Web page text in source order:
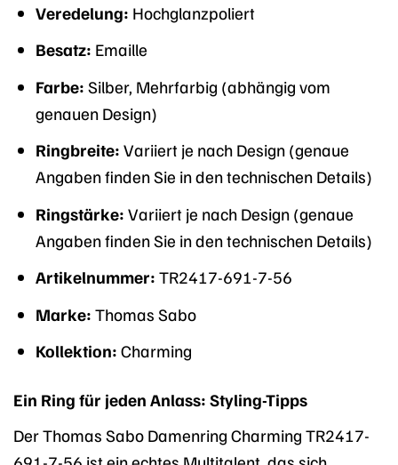
Veredelung: Hochglanzpoliert
Besatz: Emaille
Farbe: Silber, Mehrfarbig (abhängig vom
genauen Design)
Ringbreite: Variiert je nach Design (genaue
Angaben finden Sie in den technischen Details)
Ringstärke: Variiert je nach Design (genaue
Angaben finden Sie in den technischen Details)
Artikelnummer: TR2417-691-7-56
Marke: Thomas Sabo
Kollektion: Charming
Ein Ring für jeden Anlass: Styling-Tipps
Der Thomas Sabo Damenring Charming TR2417-